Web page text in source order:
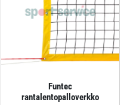
Funtec
rantalentopalloverkko